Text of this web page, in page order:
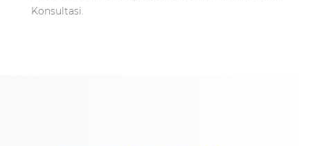
Konsultasi.